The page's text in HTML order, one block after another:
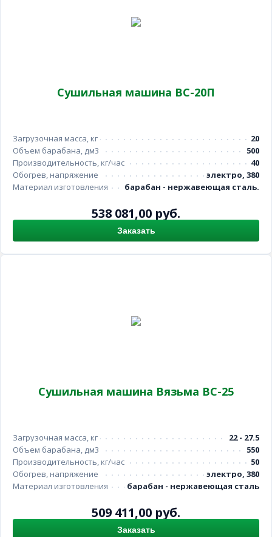
Сушильная машина ВС-20П
Загрузочная масса, кг
20
Объем барабана, дм3
500
Производительность, кг/час
40
Обогрев, напряжение
электро, 380
Материал изготовления
барабан - нержавеющая сталь.
538 081,00 руб.
Заказать
Сушильная машина Вязьма ВС-25
Загрузочная масса, кг
22 - 27.5
Объем барабана, дм3
550
Производительность, кг/час
50
Обогрев, напряжение
электро, 380
Материал изготовления
барабан - нержавеющая сталь
509 411,00 руб.
Заказать